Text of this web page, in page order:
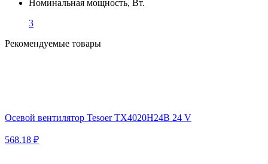
Номинальная мощность, Вт.
3
Рекомендуемые товары
Осевой вентилятор Tesoer TX4020H24B 24 V
568.18 ₽